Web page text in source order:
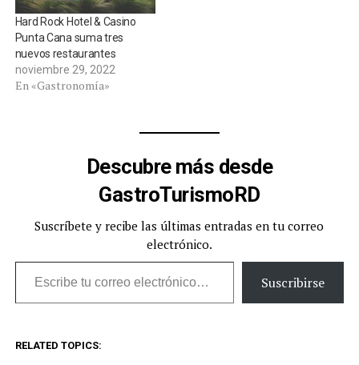
Hard Rock Hotel & Casino
Punta Cana suma tres
nuevos restaurantes
noviembre 29, 2022
En «Gastronomía»
Descubre más desde
GastroTurismoRD
Suscríbete y recibe las últimas entradas en tu correo
electrónico.
Escribe tu correo electrónico…
Suscribirse
RELATED TOPICS: